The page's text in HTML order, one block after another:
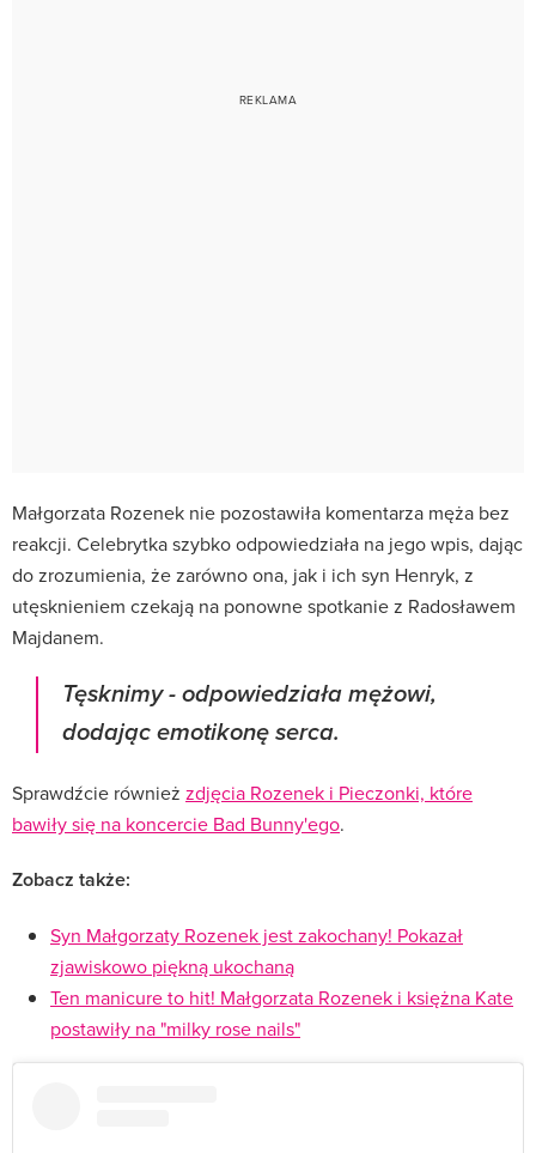
Małgorzata Rozenek nie pozostawiła komentarza męża bez
reakcji. Celebrytka szybko odpowiedziała na jego wpis, dając
do zrozumienia, że zarówno ona, jak i ich syn Henryk, z
utęsknieniem czekają na ponowne spotkanie z Radosławem
Majdanem.
Tęsknimy - odpowiedziała mężowi,
dodając emotikonę serca.
Sprawdźcie również zdjęcia Rozenek i Pieczonki, które
bawiły się na koncercie Bad Bunny'ego.
Zobacz także:
Syn Małgorzaty Rozenek jest zakochany! Pokazał
zjawiskowo piękną ukochaną
Ten manicure to hit! Małgorzata Rozenek i księżna Kate
postawiły na "milky rose nails"